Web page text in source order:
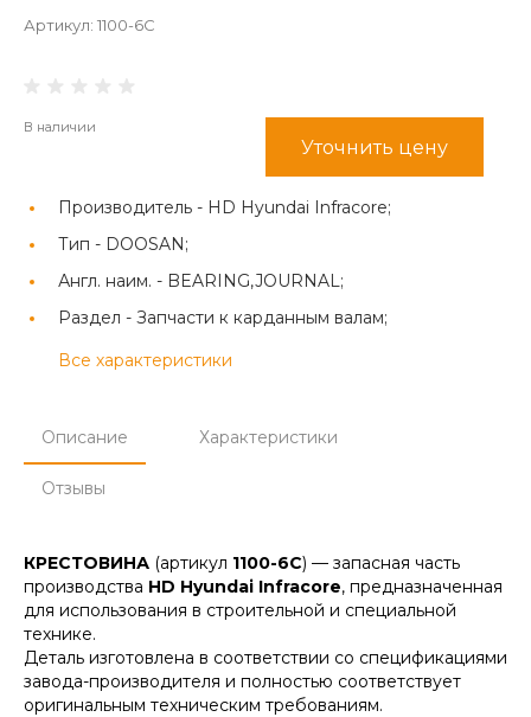
Артикул: 1100-6C
В наличии
Уточнить цену
Производитель - HD Hyundai Infracore;
Тип - DOOSAN;
Англ. наим. - BEARING,JOURNAL;
Раздел - Запчасти к карданным валам;
Все характеристики
Описание Характеристики
Отзывы
КРЕСТОВИНА (артикул 1100-6C) — запасная часть
производства HD Hyundai Infracore, предназначенная
для использования в строительной и специальной
технике.
Деталь изготовлена в соответствии со спецификациями
завода-производителя и полностью соответствует
оригинальным техническим требованиям.